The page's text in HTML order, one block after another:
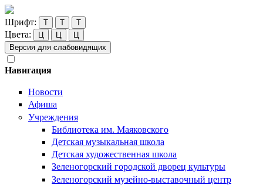
Шрифт: Т Т Т
Цвета: Ц Ц
Ц
Версия для слабовидящих
Навигация
Новости
Афиша
Учреждения
Библиотека им. Маяковского
Детская музыкальная школа
Детская художественная школа
Зеленогорский городской дворец культуры
Зеленогорский музейно-выставочный центр